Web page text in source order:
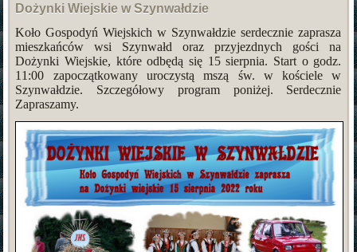
Dożynki Wiejskie w Szynwałdzie
Koło Gospodyń Wiejskich w Szynwałdzie serdecznie zaprasza
mieszkańców wsi Szynwałd oraz przyjezdnych gości na
Dożynki Wiejskie, które odbędą się 15 sierpnia. Start o godz.
11:00 zapoczątkowany uroczystą mszą św. w kościele w
Szynwałdzie. Szczegółowy program poniżej. Serdecznie
Zapraszamy.